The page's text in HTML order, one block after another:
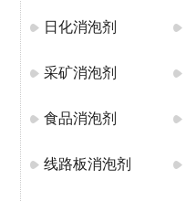
日化消泡剂
采矿消泡剂
食品消泡剂
线路板消泡剂